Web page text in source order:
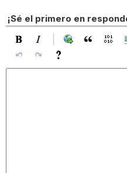
¡Sé el primero en